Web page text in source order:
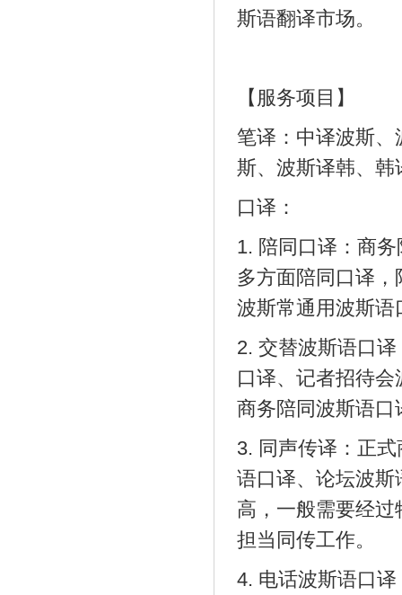
斯语翻译市场。
【服务项目】
笔译：中译波斯
斯、波斯译韩、韩
口译：
1. 陪同口译：商
多方面陪同口译
波斯常通用波斯语
2. 交替波斯语口
口译、记者招待
商务陪同波斯语
3. 同声传译：正
语口译、论坛波
高，一般需要经
担当同传工作。
4. 电话波斯语口